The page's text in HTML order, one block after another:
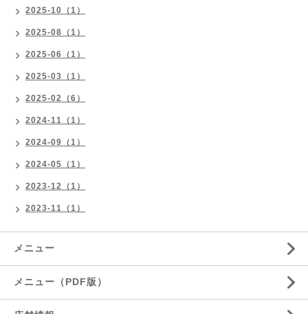
2025-10（1）
2025-08（1）
2025-06（1）
2025-03（1）
2025-02（6）
2024-11（1）
2024-09（1）
2024-05（1）
2023-12（1）
2023-11（1）
メニュー
メニュー（PDF版）